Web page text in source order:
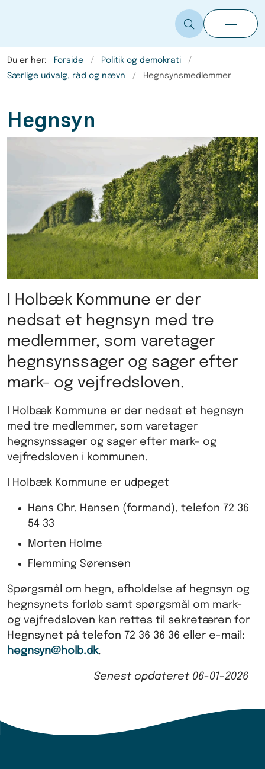
Du er her: Forside
Politik og demokrati
Særlige udvalg, råd og nævn
Hegnsynsmedlemmer
Hegnsyn
I Holbæk Kommune er der
nedsat et hegnsyn med tre
medlemmer, som varetager
hegnsynssager og sager efter
mark- og vejfredsloven.
I Holbæk Kommune er der nedsat et hegnsyn
med tre medlemmer, som varetager
hegnsynssager og sager efter mark- og
vejfredsloven i kommunen.
I Holbæk Kommune er udpeget
Hans Chr. Hansen (formand), telefon 72 36
54 33
Morten Holme
Flemming Sørensen
Spørgsmål om hegn, afholdelse af hegnsyn og
hegnsynets forløb samt spørgsmål om mark-
og vejfredsloven kan rettes til sekretæren for
Hegnsynet på telefon 72 36 36 36 eller e-mail:
hegnsyn@holb.dk.
Senest opdateret 06-01-2026